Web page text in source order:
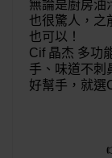
無論是廚房油
也很驚人，之
也可以！
Cif 晶杰 多功
手、味道不刺
好幫手，就選